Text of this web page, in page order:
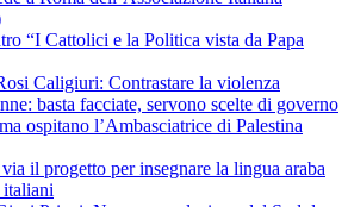
“I Cattolici e la Politica vista da Papa
Caligiuri: Contrastare la violenza
basta facciate, servono scelte di governo
ospitano l’Ambasciatrice di Palestina
il progetto per insegnare la lingua araba
italiani